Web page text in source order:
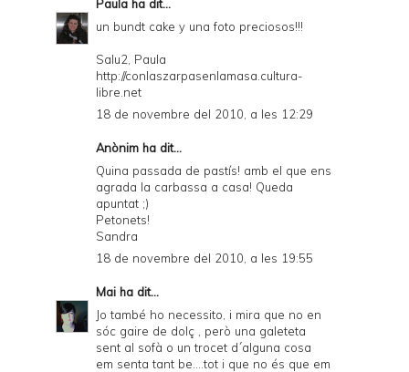
Paula ha dit...
un bundt cake y una foto preciosos!!!
Salu2, Paula
http://conlaszarpasenlamasa.cultura-
libre.net
18 de novembre del 2010, a les 12:29
Anònim ha dit...
Quina passada de pastís! amb el que ens
agrada la carbassa a casa! Queda
apuntat ;)
Petonets!
Sandra
18 de novembre del 2010, a les 19:55
Mai ha dit...
Jo també ho necessito, i mira que no en
sóc gaire de dolç , però una galeteta
sent al sofà o un trocet d´alguna cosa
em senta tant be....tot i que no és que em